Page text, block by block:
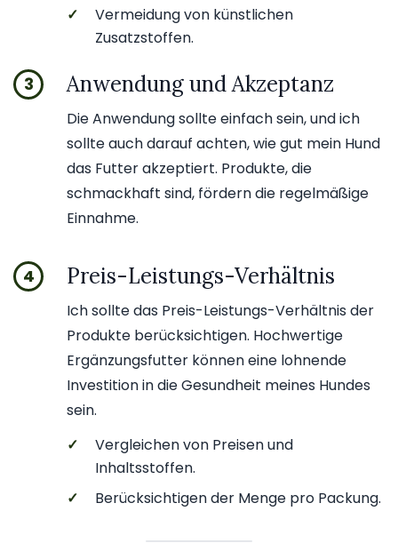
✓
Vermeidung von künstlichen
Zusatzstoffen.
3 Anwendung und Akzeptanz
Die Anwendung sollte einfach sein, und ich
sollte auch darauf achten, wie gut mein Hund
das Futter akzeptiert. Produkte, die
schmackhaft sind, fördern die regelmäßige
Einnahme.
4 Preis-Leistungs-Verhältnis
Ich sollte das Preis-Leistungs-Verhältnis der
Produkte berücksichtigen. Hochwertige
Ergänzungsfutter können eine lohnende
Investition in die Gesundheit meines Hundes
sein.
✓
Vergleichen von Preisen und
Inhaltsstoffen.
✓
Berücksichtigen der Menge pro Packung.